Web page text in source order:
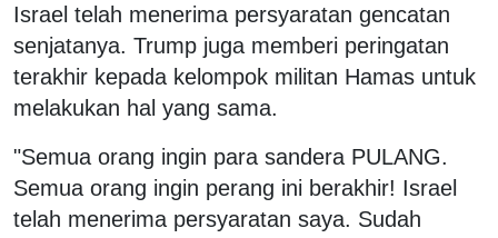
Israel telah menerima persyaratan gencatan
senjatanya. Trump juga memberi peringatan
terakhir kepada kelompok militan Hamas untuk
melakukan hal yang sama.
"Semua orang ingin para sandera PULANG.
Semua orang ingin perang ini berakhir! Israel
telah menerima persyaratan saya. Sudah